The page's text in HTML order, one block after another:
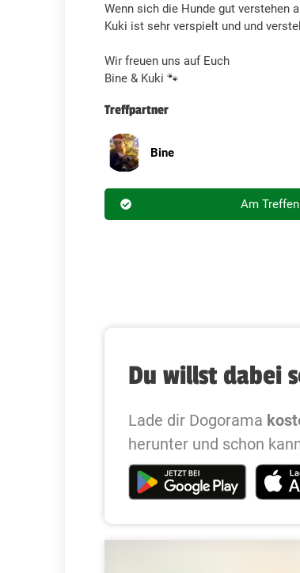
Wenn sich die Hunde gut verstehen
Kuki ist sehr verspielt und und
Wir freuen uns auf Euch
Bine & Kuki 🐾
Treffpartner
Bine
Am
Du willst dabei
Lade dir Dogorama
herunter und schon